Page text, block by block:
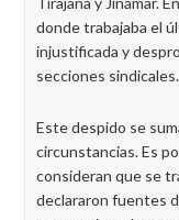
donde trabajaba el
injustificada y
secciones sindicales.
Este despido se
circunstancias. Es
consideran que se
declararon fuentes